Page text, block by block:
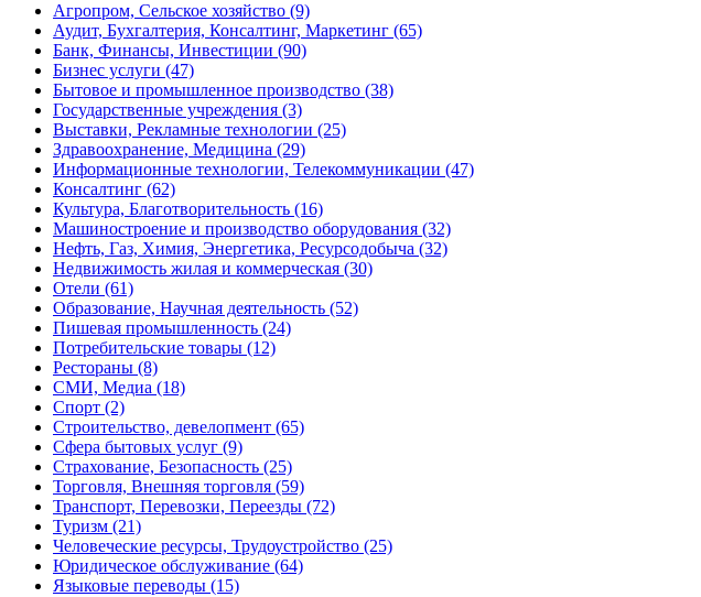
Агропром, Сельское хозяйство (9)
Аудит, Бухгалтерия, Консалтинг, Маркетинг (65)
Банк, Финансы, Инвестиции (90)
Бизнес услуги (47)
Бытовое и промышленное производство (38)
Государственные учреждения (3)
Выставки, Рекламные технологии (25)
Здравоохранение, Медицина (29)
Информационные технологии, Телекоммуникации (47)
Консалтинг (62)
Культура, Благотворительность (16)
Машиностроение и производство оборудования (32)
Нефть, Газ, Химия, Энергетика, Ресурсодобыча (32)
Недвижимость жилая и коммерческая (30)
Отели (61)
Образование, Научная деятельность (52)
Пишевая промышленность (24)
Потребительские товары (12)
Рестораны (8)
СМИ, Медиа (18)
Спорт (2)
Строительство, девелопмент (65)
Сфера бытовых услуг (9)
Страхование, Безопасность (25)
Торговля, Внешняя торговля (59)
Транспорт, Перевозки, Переезды (72)
Туризм (21)
Человеческие ресурсы, Трудоустройство (25)
Юридическое обслуживание (64)
Языковые переводы (15)